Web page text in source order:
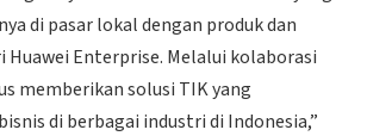
di pasar lokal dengan produk dan
Huawei Enterprise. Melalui kolaborasi
memberikan solusi TIK yang
di berbagai industri di Indonesia,”